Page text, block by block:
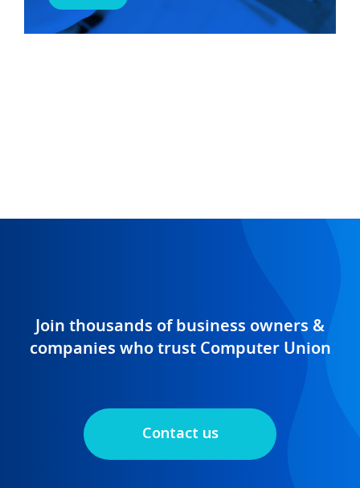
Join thousands of business owners &
companies who trust Computer Union
Contact us